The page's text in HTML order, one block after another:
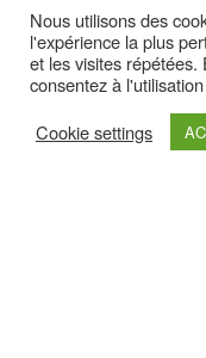
Nous utilisons des
l'expérience la plus
et les visites
consentez à
Cookie settings